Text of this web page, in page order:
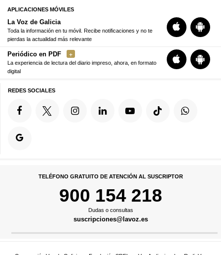
APLICACIONES MÓVILES
La Voz de Galicia
Toda la información en tu móvil. Recibe notificaciones y no te
pierdas la actualidad más relevante
Periódico en PDF
La experiencia de lectura del diario impreso, ahora, en formato
digital
REDES SOCIALES
TELÉFONO GRATUITO DE ATENCIÓN AL SUSCRIPTOR
900 154 218
Dudas o consultas
suscripciones@lavoz.es